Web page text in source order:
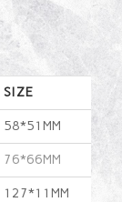
SIZE
58*51MM
76*66MM
127*11MM